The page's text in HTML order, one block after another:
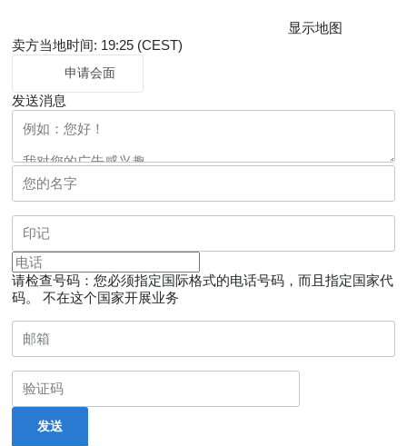
显示地图
卖方当地时间: 19:25 (CEST)
申请会面
发送消息
请检查号码：您必须指定国际格式的电话号码，而且指定国家代
码。
不在这个国家开展业务